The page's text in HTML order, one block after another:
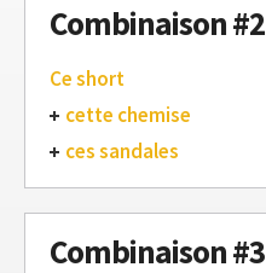
Combinaison #2
Ce short
cette chemise
ces sandales
Combinaison #3